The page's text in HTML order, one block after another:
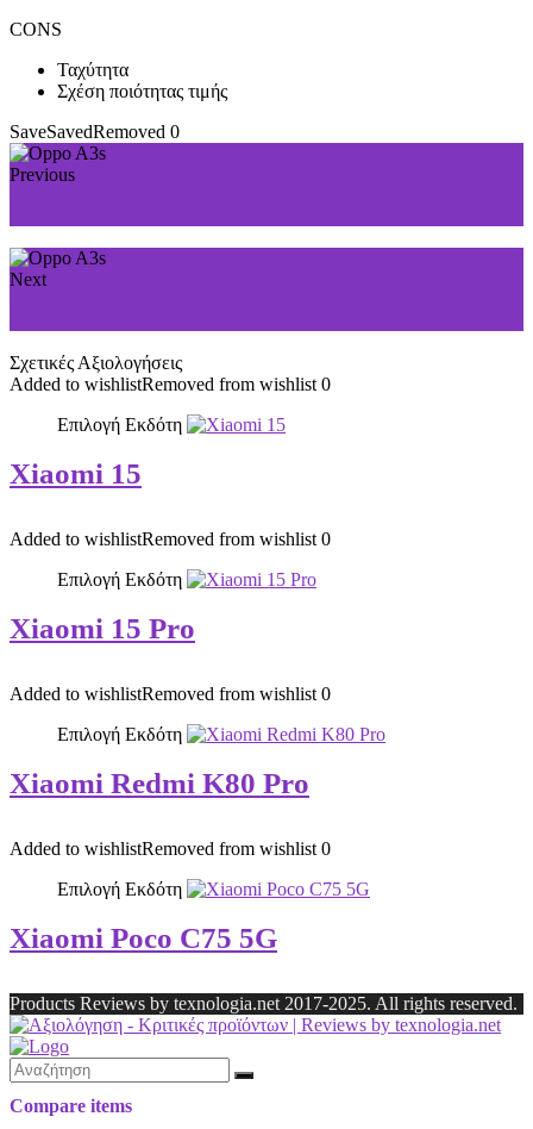
CONS
Ταχύτητα
Σχέση ποιότητας τιμής
SaveSavedRemoved 0
Previous
Next
Σχετικές Αξιολογήσεις
Added to wishlistRemoved from wishlist 0
Επιλογή Εκδότη
Xiaomi 15
Added to wishlistRemoved from wishlist 0
Επιλογή Εκδότη
Xiaomi 15 Pro
Added to wishlistRemoved from wishlist 0
Επιλογή Εκδότη
Xiaomi Redmi K80 Pro
Added to wishlistRemoved from wishlist 0
Επιλογή Εκδότη
Xiaomi Poco C75 5G
Products Reviews by texnologia.net 2017-2025. All rights reserved.
Compare items